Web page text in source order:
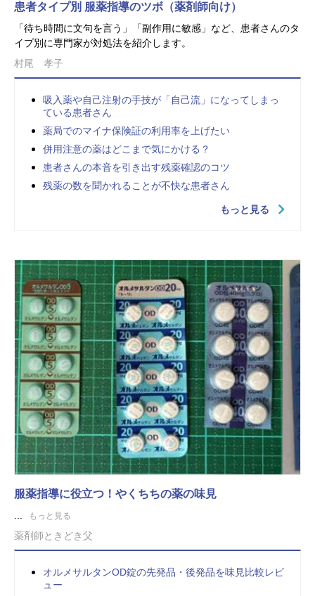
患者タイプ別 服薬指導のツボ（薬剤師向け）
「待ち時間に文句を言う」「副作用に敏感」など、患者さんのタ
イプ別に専門家が対処法を紹介します。
村尾 孝子
吸入薬や自己注射の手技が「自己流」になってしまっ
ている患者さん
薬局でのマイナ保険証の利用率を上げたい
併用注意の薬はどこまで気にかける？
患者さんの本音を引き出す残薬確認のコツ
残薬の数を聞かれることが不快な患者さん
もっと見る
服薬指導に役立つ！やくちちの薬の味見
もっと見る
薬剤師ときどき父
オルメサルタンOD錠の先発品・後発品を味見比較レビ
ュー